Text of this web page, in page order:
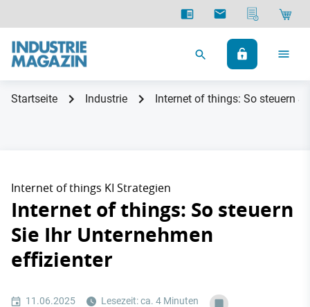
Startseite Industrie Internet of things: So steuern
Internet of things KI Strategien
Internet of things: So steuern
Sie Ihr Unternehmen
effizienter
11.06.2025 Lesezeit: ca. 4 Minuten